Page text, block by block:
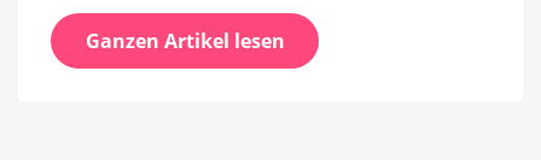
Ganzen Artikel lesen